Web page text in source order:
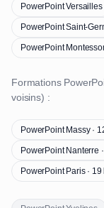
PowerPoint Versailles
PowerPoint Saint-
PowerPoint
Formations
voisins) :
PowerPoint Massy ·
PowerPoint Nanterre
PowerPoint Paris · 19